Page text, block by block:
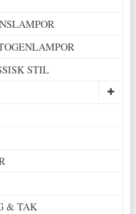
STIL
& TAK